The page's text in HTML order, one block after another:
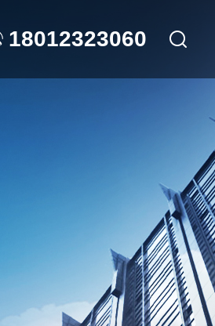
18012323060